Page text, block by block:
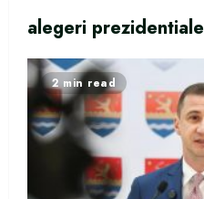
alegeri prezidentiale
2 min read